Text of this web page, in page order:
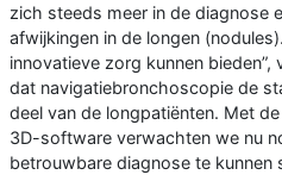
zich steeds meer in de diagnose
afwijkingen in de longen
innovatieve zorg kunnen bieden”,
dat navigatiebronchoscopie de
deel van de longpatiënten. Met
3D-software verwachten we nu
betrouwbare diagnose te kunnen